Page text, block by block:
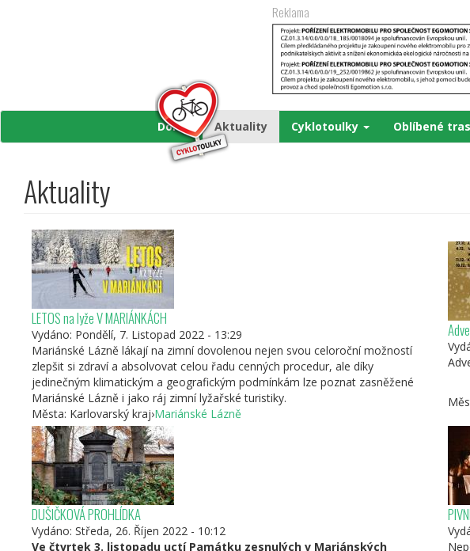
Reklama
Domů Aktuality Cyklotoulky Oblíbené
Aktuality
LETOS na lyže V MARIÁNKÁCH
Vydáno: Pondělí, 7. Listopad 2022 - 13:29
Mariánské Lázně lákají na zimní dovolenou nejen svou celoroční možností
zlepšit si zdraví a absolvovat celou řadu cenných procedur, ale díky
jedinečným klimatickým a geografickým podmínkám lze poznat zasněžené
Mariánské Lázně i jako ráj zimní lyžařské turistiky.
Města: Karlovarský kraj›Mariánské Lázně
DUŠIČKOVÁ PROHLÍDKA
Vydáno: Středa, 26. Říjen 2022 - 10:12
Ve čtvrtek 3. listopadu uctí Památku zesnulých v Mariánských